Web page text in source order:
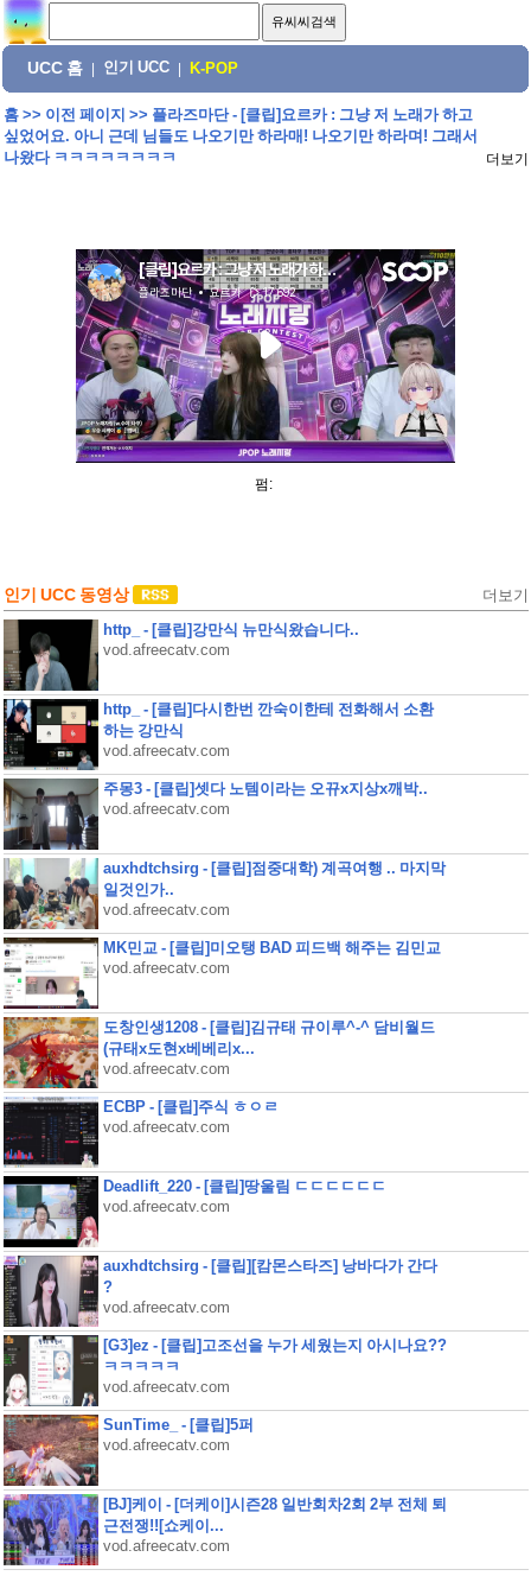
UCC 홈 인기 UCC K-POP
홈>> 이전 페이지 >> 플라즈마단 - [클립]요르카 : 그냥 저 노래가 하고
싶었어요. 아니 근데 님들도 나오기만 하라매! 나오기만 하라며! 그래서
나왔다 ㅋㅋㅋㅋㅋㅋㅋㅋ
더보기
펌:
인기 UCC 동영상 더보기
http_ - [클립]강만식 뉴만식왔습니다..
vod.afreecatv.com
http_ - [클립]다시한번 깐숙이한테 전화해서 소환
하는 강만식
vod.afreecatv.com
주몽3 - [클립]셋다 노템이라는 오뀨x지상x깨박..
vod.afreecatv.com
auxhdtchsirg - [클립]점중대학) 계곡여행 .. 마지막
일것인가..
vod.afreecatv.com
MK민교 - [클립]미오탱 BAD 피드백 해주는 김민교
vod.afreecatv.com
도창인생1208 - [클립]김규태 규이루^-^ 담비월드
(규태x도현x베베리x...
vod.afreecatv.com
ECBP - [클립]주식 ㅎㅇㄹ
vod.afreecatv.com
Deadlift_220 - [클립]땅울림 ㄷㄷㄷㄷㄷㄷ
vod.afreecatv.com
auxhdtchsirg - [클립][캄몬스타즈] 낭바다가 간다
?
vod.afreecatv.com
[G3]ez - [클립]고조선을 누가 세웠는지 아시나요??
ㅋㅋㅋㅋㅋ
vod.afreecatv.com
SunTime_ - [클립]5퍼
vod.afreecatv.com
[BJ]케이 - [더케이]시즌28 일반회차2회 2부 전체 퇴
근전쟁!![쇼케이...
vod.afreecatv.com